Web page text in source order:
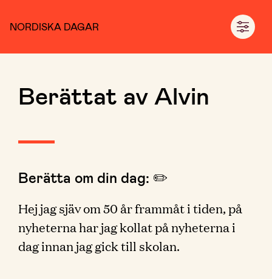
NORDISKA DAGAR
Berättat av Alvin
Berätta om din dag: ✏️
Hej jag sjäv om 50 år frammåt i tiden, på
nyheterna har jag kollat på nyheterna i
dag innan jag gick till skolan.